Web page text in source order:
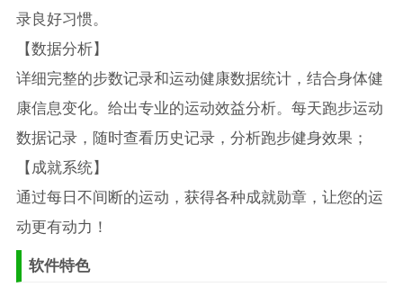
录良好习惯。
【数据分析】
详细完整的步数记录和运动健康数据统计，结合身体健
康信息变化。给出专业的运动效益分析。每天跑步运动
数据记录，随时查看历史记录，分析跑步健身效果；
【成就系统】
通过每日不间断的运动，获得各种成就勋章，让您的运
动更有动力！
软件特色